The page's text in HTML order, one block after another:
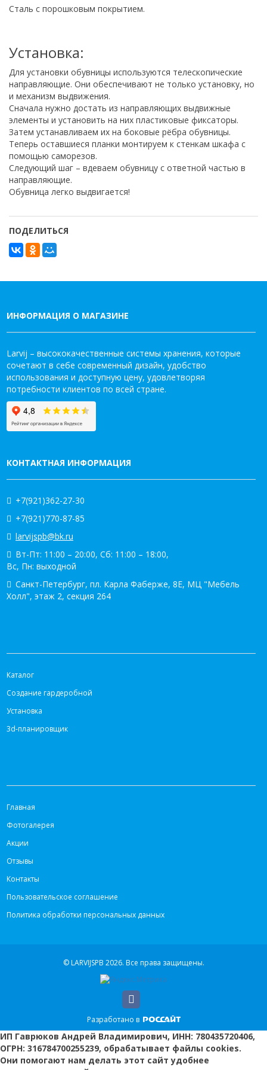
Сталь с порошковым покрытием.
Установка:
Для установки обувницы используются телескопические
направляющие. Они обеспечивают не только установку, но
и механизм выдвижения.
Сначала нужно достать из направляющих выдвижные
элементы и установить на них пластиковые фиксаторы.
Затем устанавливаем их на боковые рёбра обувницы.
Теперь оставшиеся планки монтируем к стенкам шкафа с
помощью саморезов.
Следующий шаг – вдеваем обувницу с ответной частью в
направляющие.
Обувница легко выдвигается!
ПОДЕЛИТЬСЯ
ИНФОРМАЦИЯ О МАГАЗИНЕ
Larvij – высококачественные системы хранения, которые
сочетают в себе современный дизайн, удобство
использования и доступную цену, удовлетворяя
потребности клиентов по всей стране.
КОНТАКТНАЯ ИНФОРМАЦИЯ
+7(921)362-27-30
+7(921)770-87-85
larvijspb@bk.ru
Вт-Пт: 11:00 – 20:00, Сб: 11:00 – 18:00,
Вс, Пн: выходной
Санкт-Петербург, пл. Карла Фаберже, 8Е, МЦ "Мебель
Холл", этаж 2, секция 264
Каталог
Создание гардеробной
Установка
3d-планировщик
Главная
Фотогалерея
Акции
Отзывы
Контакты
Пользовательское соглашение
Политика обработки персональных данных
© LARVIJSPB 2026. Все права защищены.
Разработано в
ИП Гаврюков Андрей Владимирович, ИНН: 780435720406,
ОГРН: 316784700255239, обрабатывает файлы cookies.
Они помогают нам делать этот сайт удобнее